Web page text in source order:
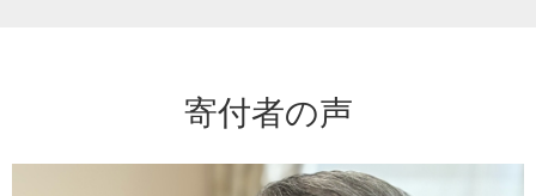
寄付者の声